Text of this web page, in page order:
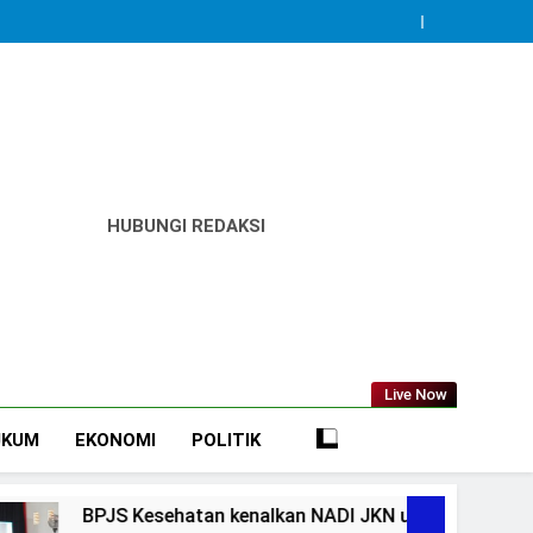
HUBUNGI REDAKSI
Live Now
EKONOMI POLITIK
kenalkan NADI JKN untuk mudahkan peserta